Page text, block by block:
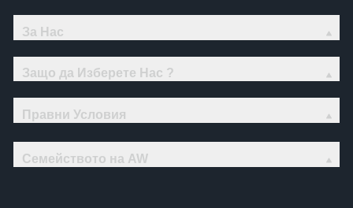
За Нас
Защо да Изберете Нас ?
Правни Условия
Семейството на AW